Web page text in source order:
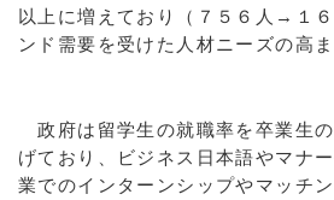
以上に増えており（７５６人→１
ンド需要を受けた人材ニーズの高
政府は留学生の就職率を卒業生
げており、ビジネス日本語やマナ
業でのインターンシップやマッチ